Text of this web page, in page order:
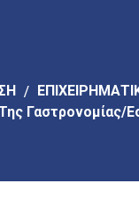
Γαστρονομίας/